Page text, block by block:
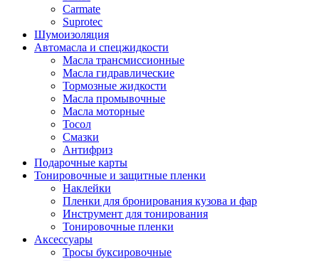
Carmate
Suprotec
Шумоизоляция
Автомасла и спецжидкости
Масла трансмиссионные
Масла гидравлические
Тормозные жидкости
Масла промывочные
Масла моторные
Тосол
Смазки
Антифриз
Подарочные карты
Тонировочные и защитные пленки
Наклейки
Пленки для бронирования кузова и фар
Инструмент для тонирования
Тонировочные пленки
Аксессуары
Тросы буксировочные